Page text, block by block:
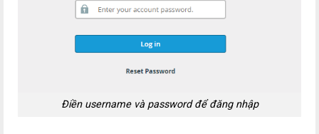
Điền username và password để đăng nhập